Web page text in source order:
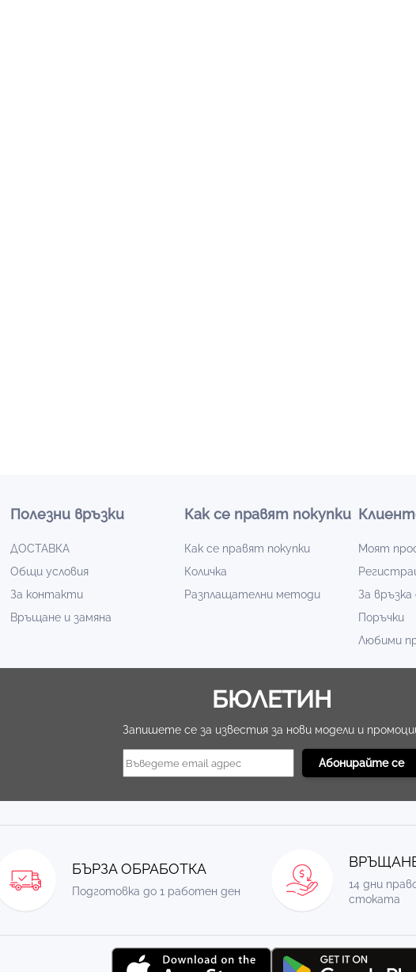
Полезни връзки
ДОСТАВКА
Общи условия
За контакти
Връщане и замяна
Как се правят покупки
Как се правят покупки
Количка
Разплащателни методи
Моят
За връзка
Поръчки
Любими
БЮЛЕТИН
Запишете се за известия за нови модели и
БЪРЗА ОБРАБОТКА
Подготовка до 1 работен ден
14 дни
стоката